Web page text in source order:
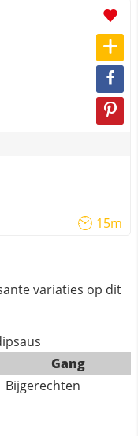
15m
variaties op dit
Gang
Bijgerechten